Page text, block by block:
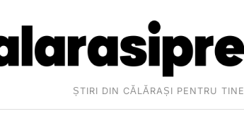
ȘTIRI DIN CĂLĂRAȘI PENTRU TINE